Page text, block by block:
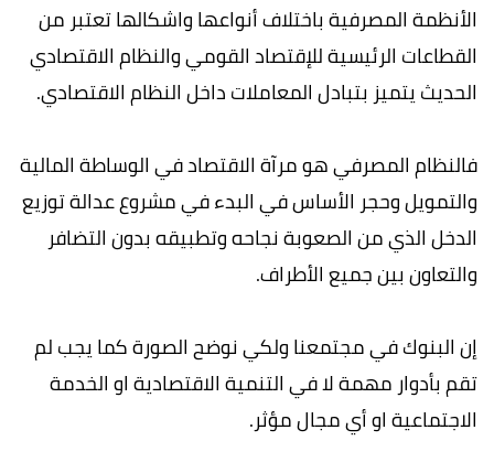
الأنظمة المصرفية باختلاف أنواعها واشكالها تعتبر من
القطاعات الرئيسية للإقتصاد القومي والنظام الاقتصادي
الحديث يتميز بتبادل المعاملات داخل النظام الاقتصادي.
فالنظام المصرفي هو مرآة الاقتصاد في الوساطة المالية
والتمويل وحجر الأساس في البدء في مشروع عدالة توزيع
الدخل الذي من الصعوبة نجاحه وتطبيقه بدون التضافر
والتعاون بين جميع الأطراف.
إن البنوك في مجتمعنا ولكي نوضح الصورة كما يجب لم
تقم بأدوار مهمة لا في التنمية الاقتصادية او الخدمة
الاجتماعية او أي مجال مؤثر.